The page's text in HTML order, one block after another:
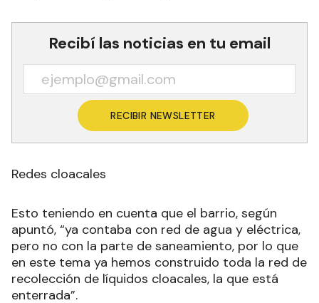
Recibí las noticias en tu email
RECIBIR NEWSLETTER
Redes cloacales
Esto teniendo en cuenta que el barrio, según
apuntó, “ya contaba con red de agua y eléctrica,
pero no con la parte de saneamiento, por lo que
en este tema ya hemos construido toda la red de
recolección de líquidos cloacales, la que está
enterrada”.